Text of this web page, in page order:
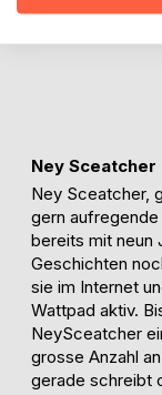
Ney Sceatcher
Ney Sceatcher,
gern
bereits mit neun
Geschichten
sie im Internet
Wattpad aktiv.
NeySceatcher
grosse Anzahl
gerade schreibt